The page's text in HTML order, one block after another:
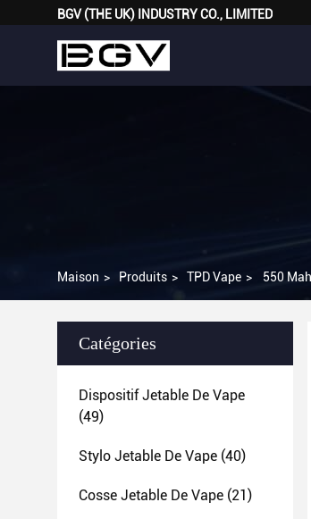
BGV (THE UK) INDUSTRY CO., LIMITED
Maison > Produits > TPD Vape > 550
Catégories
Dispositif Jetable De Vape
(49)
Stylo Jetable De Vape (40)
Cosse Jetable De Vape (21)